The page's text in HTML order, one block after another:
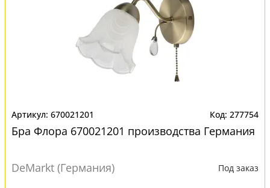
670021201 277754
Бра Флора 670021201 производства Германия
DeMarkt (Германия) Под заказ